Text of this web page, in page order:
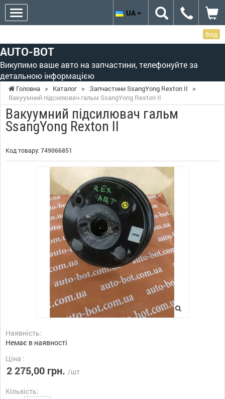
Вхід
AUTO-BOT
Викупимо ваше авто на запчастини, телефонуйте за
детальною інформацією
UA
Головна > Каталог > Запчастини SsangYong Rexton II
>
Вакуумний підсилювач гальм SsangYong Rexton II
Вакуумний підсилювач гальм
SsangYong Rexton II
Код товару: 749066851
Наявність:
Немає в наявності
Ціна :
2 275,00 грн. /шт
Кількість: